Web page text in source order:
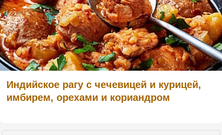
Индийское рагу с чечевицей и курицей,
имбирем, орехами и кориандром